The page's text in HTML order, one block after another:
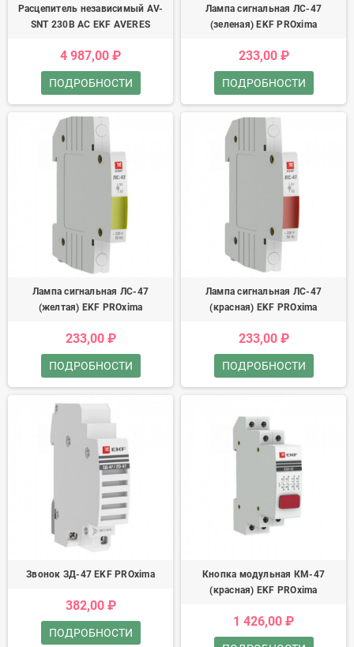
Расцепитель независимый AV-
SNT 230В AC EKF AVERES
4 987,00 ₽
ПОДРОБНОСТИ
Лампа сигнальная ЛС-47
(зеленая) EKF PROxima
233,00 ₽
ПОДРОБНОСТИ
Лампа сигнальная ЛС-47
(желтая) EKF PROxima
233,00 ₽
ПОДРОБНОСТИ
Лампа сигнальная ЛС-47
(красная) EKF PROxima
233,00 ₽
ПОДРОБНОСТИ
Звонок ЗД-47 EKF PROxima
382,00 ₽
ПОДРОБНОСТИ
Кнопка модульная КМ-47
(красная) EKF PROxima
1 426,00 ₽